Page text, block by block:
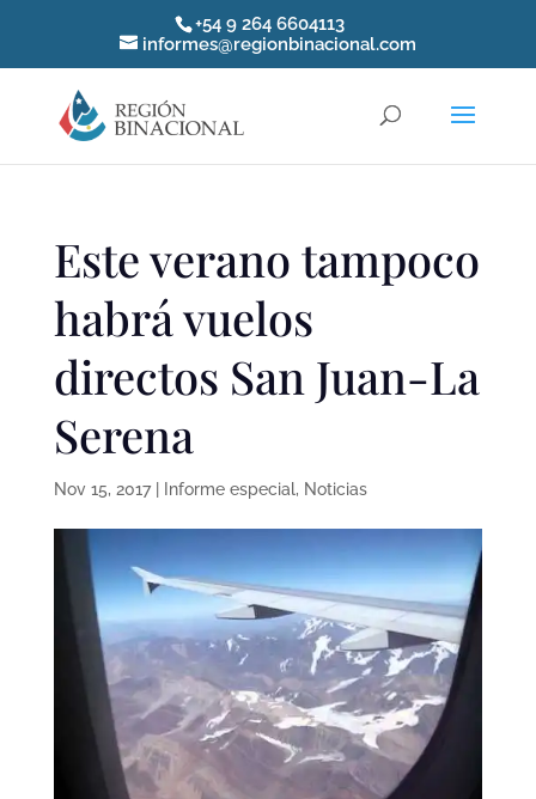
+54 9 264 6604113
informes@regionbinacional.com
Este verano tampoco
habrá vuelos
directos San Juan-La
Serena
Nov 15, 2017| Informe especial, Noticias